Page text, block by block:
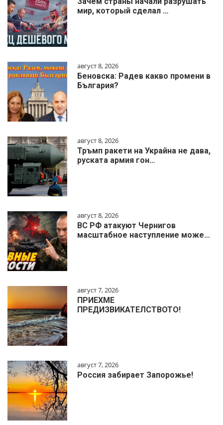
мир, который сделал …
август 8, 2026
Беновска: Радев какво промени в
България?
август 8, 2026
Тръмп ракети на Украйна не дава,
руската армия гон…
август 8, 2026
ВС РФ атакуют Чернигов
масштабное наступление може…
август 7, 2026
ПРИЕХМЕ
ПРЕДИЗВИКАТЕЛСТВОТО!
август 7, 2026
Россия забирает Запорожье!